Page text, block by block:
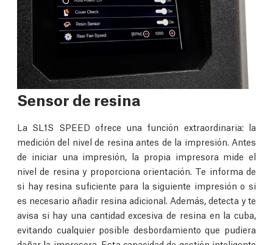
Sensor de resina
La SL1S SPEED ofrece una función extraordinaria: la
medición del nivel de resina antes de la impresión. Antes
de iniciar una impresión, la propia impresora mide el
nivel de resina y proporciona orientación. Te informa de
si hay resina suficiente para la siguiente impresión o si
es necesario añadir resina adicional. Además, detecta y te
avisa si hay una cantidad excesiva de resina en la cuba,
evitando cualquier posible desbordamiento que pudiera